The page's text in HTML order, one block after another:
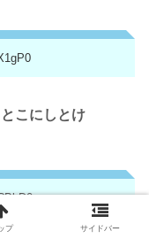
こにしとけ
プ サイドバー